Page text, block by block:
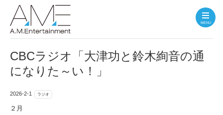
MENU
CBCラジオ「大津功と鈴木絢音の通
になりた～い！」
2026-2-1 ラジオ
２月